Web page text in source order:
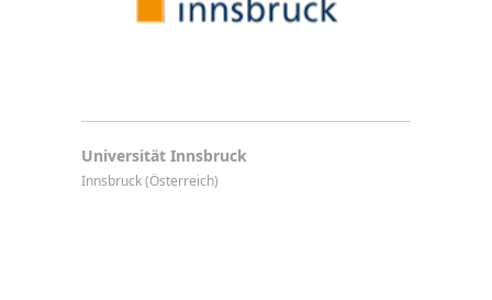
Universität Innsbruck
Innsbruck (Österreich)